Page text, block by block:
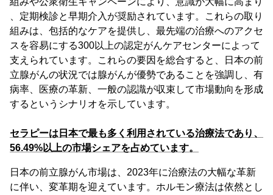
、定期検診と早期介入が奨励されています。これらの取り
組みは、包括的なケアを提供し、最先端の治療へのアクセ
スを容易にする300以上の認定がんケアセンターによって
支えられています。これらの要因を総合すると、日本の前
立腺がんの状況では腺がんが優勢であることを強調し、有
病率、医療の革新、一般の認識が収束して市場動向を形成
するというシナリオを示しています。
セラピーは日本で最も多く利用されている治療法であり、
56.49%以上の市場シェアを占めています。
日本の前立腺がん市場は、2023年に治療法の大幅な革新
に伴い、変革期を迎えています。ホルモン療法は依然とし